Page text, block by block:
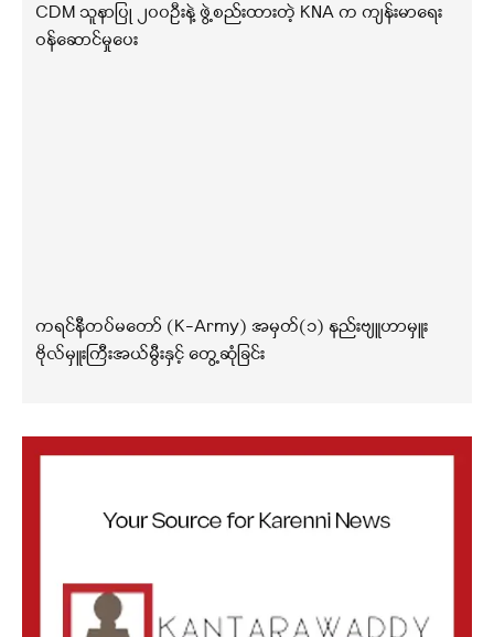
CDM သူနာပြု ၂၀၀ဦးနဲ့ ဖွဲ့စည်းထားတဲ့ KNA က ကျန်းမာရေး
ဝန်ဆောင်မှုပေး
ကရင်နီတပ်မတော် (K-Army) အမှတ်(၁) နည်းဗျူဟာမှူး
ဗိုလ်မှူးကြီးအယ်မွီးနှင့် တွေ့ဆုံခြင်း